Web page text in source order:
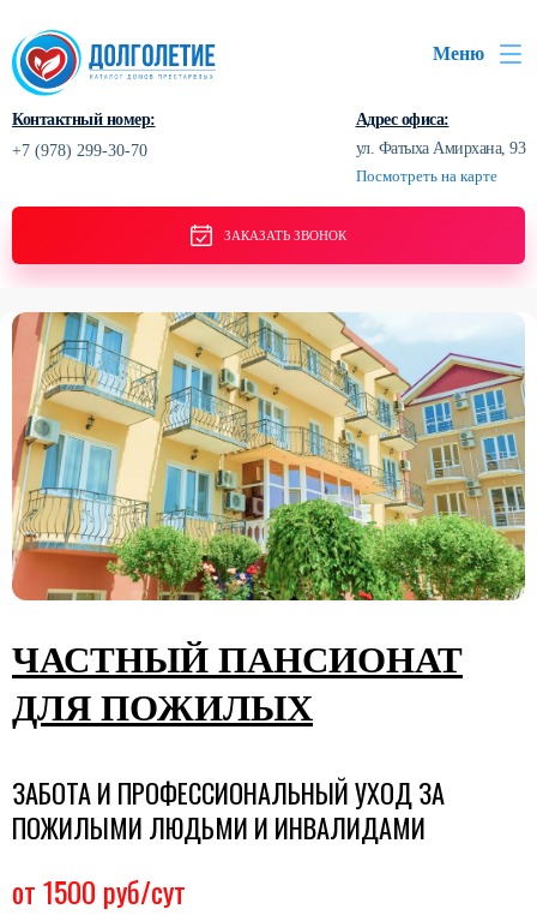
Адрес офиса:
ул. Фатыха Амирхана, 93
Посмотреть на карте
Контактный номер:
+7 (978) 299-30-70
Меню
ЗАКАЗАТЬ ЗВОНОК
ЧАСТНЫЙ ПАНСИОНАТ
ДЛЯ ПОЖИЛЫХ
ЗАБОТА И ПРОФЕССИОНАЛЬНЫЙ УХОД ЗА
ПОЖИЛЫМИ ЛЮДЬМИ И ИНВАЛИДАМИ
от 1500 руб/сут